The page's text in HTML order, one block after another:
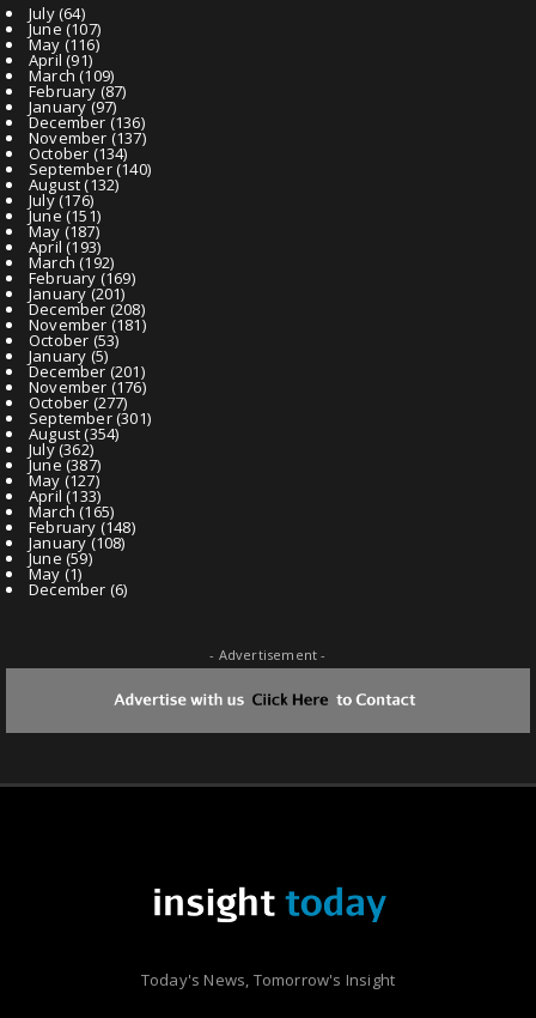
July(64)
June(107)
May (116)
April (91)
March (109)
February (87)
January(97)
December (136)
November (137)
October (134)
September(140)
August(132)
July(176)
June(151)
May (187)
April (193)
March (192)
February (169)
January(201)
December (208)
November (181)
October (53)
January (5)
December(201)
November (176)
October (277)
September(301)
August(354)
July(362)
June(387)
May (127)
April (133)
March (165)
February (148)
January(108)
June (59)
May (1)
December (6)
- Advertisement -
Today's News, Tomorrow's Insight